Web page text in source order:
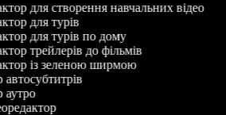
для створення навчальних відео
для турів
для турів по дому
трейлерів до фільмів
із зеленою ширмою
автосубтитрів
аутро